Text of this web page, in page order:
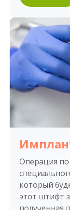
Операция
который
этот штифт